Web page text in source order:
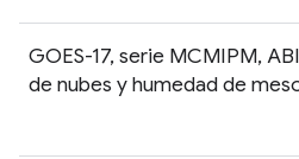
GOES-17, serie MCMIPM,
de nubes y humedad de